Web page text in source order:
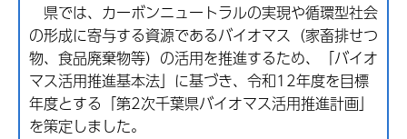
県では、カーボンニュートラルの実現や循環型社会
の形成に寄与する資源であるバイオマス（家畜排せつ
物、食品廃棄物等）の活用を推進するため、「バイオ
マス活用推進基本法」に基づき、令和12年度を目標
年度とする「第2次千葉県バイオマス活用推進計画」
を策定しました。